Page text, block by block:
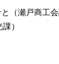
（瀬戸商工会
）